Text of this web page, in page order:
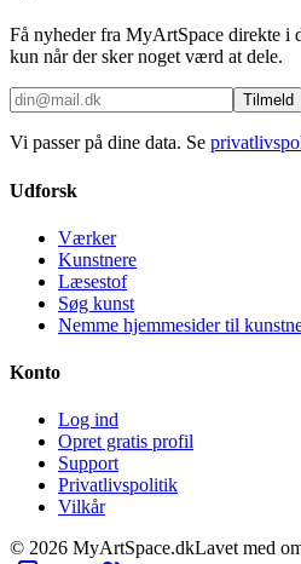
Få nyheder fra MyArtSpace direkte
kun når der sker noget værd at dele.
Tilmeld
Vi passer på dine data. Se
Udforsk
Værker
Kunstnere
Læsestof
Søg kunst
Nemme hjemmesider til
Konto
Log ind
Opret gratis profil
Support
Privatlivspolitik
Vilkår
© 2026 MyArtSpace.dkLavet med